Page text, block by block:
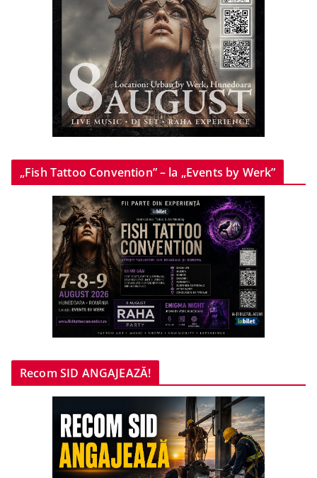
„Fish Tattoo Convention” – la „Events by Werk”
Recom SID ANGAJEAZĂ!